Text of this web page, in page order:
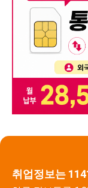
취업정보는